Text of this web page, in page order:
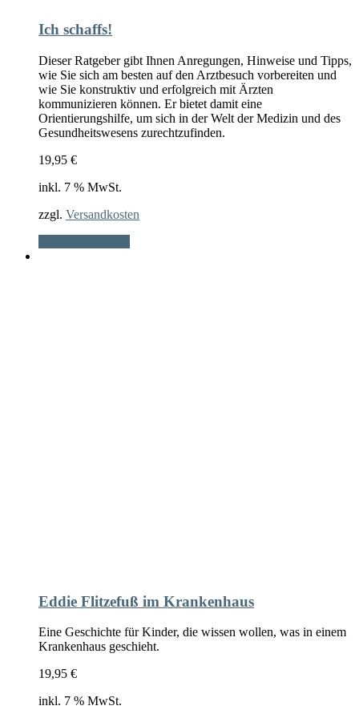
Ich schaffs!
Dieser Ratgeber gibt Ihnen Anregungen, Hinweise und Tipps,
wie Sie sich am besten auf den Arztbesuch vorbereiten und
wie Sie konstruktiv und erfolgreich mit Ärzten
kommunizieren können. Er bietet damit eine
Orientierungshilfe, um sich in der Welt der Medizin und des
Gesundheitswesens zurechtzufinden.
19,95 €
inkl. 7 % MwSt.
zzgl. Versandkosten
Eddie Flitzefuß im Krankenhaus
Eine Geschichte für Kinder, die wissen wollen, was in einem
Krankenhaus geschieht.
19,95 €
inkl. 7 % MwSt.